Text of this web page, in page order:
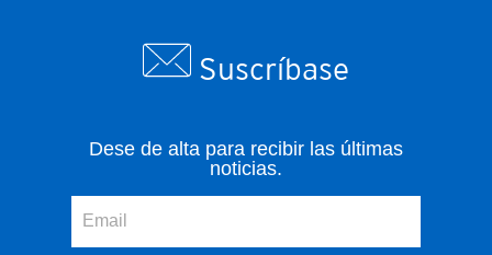
Suscríbase
Dese de alta para recibir las últimas
noticias.